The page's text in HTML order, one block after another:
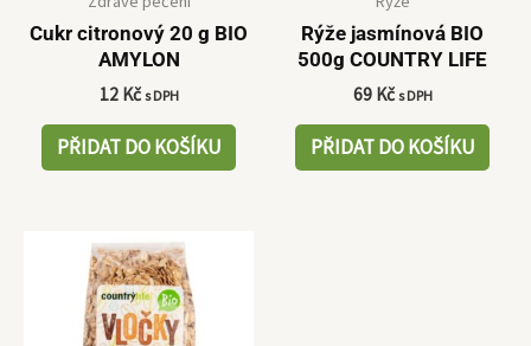
Cukr citronový 20 g BIO
AMYLON
12 Kč s DPH
PŘIDAT DO KOŠÍKU
Rýže jasmínová BIO
500g COUNTRY LIFE
69 Kč s DPH
PŘIDAT DO KOŠÍKU